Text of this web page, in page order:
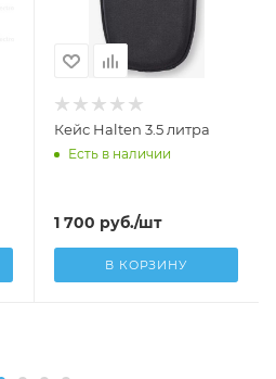
Кейс Halten 3.5 литра
Есть в наличии
1 700 руб./шт
В КОРЗИНУ